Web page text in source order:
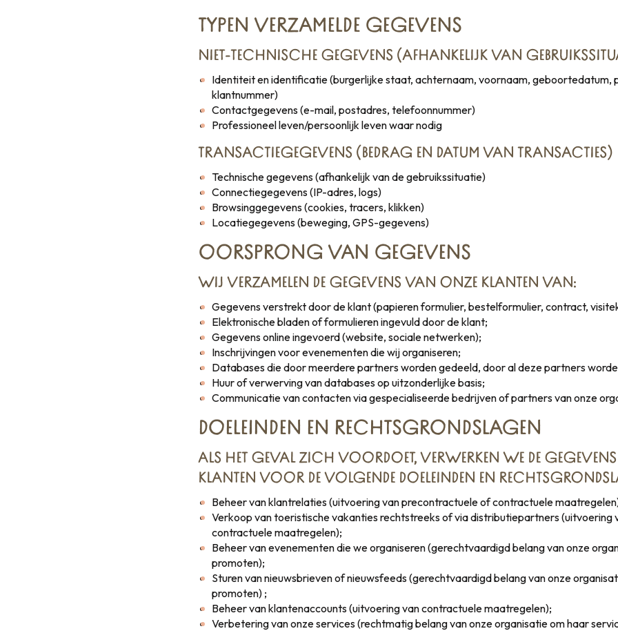
TYPEN VERZAMELDE GEGEVENS
NIET-TECHNISCHE GEGEVENS (AFHANKELIJK VAN
Identiteit en identificatie (burgerlijke staat, achternaam, voornaam, geboortedatum,
klantnummer)
Contactgegevens (e-mail, postadres, telefoonnummer)
Professioneel leven/persoonlijk leven waar nodig
TRANSACTIEGEGEVENS (BEDRAG EN DATUM VAN TRANSACTIES)
Technische gegevens (afhankelijk van de gebruikssituatie)
Connectiegegevens (IP-adres, logs)
Browsinggegevens (cookies, tracers, klikken)
Locatiegegevens (beweging, GPS-gegevens)
OORSPRONG VAN GEGEVENS
WIJ VERZAMELEN DE GEGEVENS VAN ONZE KLANTEN VAN:
Gegevens verstrekt door de klant (papieren formulier, bestelformulier, contract,
Elektronische bladen of formulieren ingevuld door de klant;
Gegevens online ingevoerd (website, sociale netwerken);
Inschrijvingen voor evenementen die wij organiseren;
Databases die door meerdere partners worden gedeeld, door al deze partners
Huur of verwerving van databases op uitzonderlijke basis;
Communicatie van contacten via gespecialiseerde bedrijven of partners van onze
DOELEINDEN EN RECHTSGRONDSLAGEN
ALS HET GEVAL ZICH VOORDOET, VERWERKEN WE DE
KLANTEN VOOR DE VOLGENDE DOELEINDEN EN
Beheer van klantrelaties (uitvoering van precontractuele of contractuele
Verkoop van toeristische vakanties rechtstreeks of via distributiepartners (uitvoering
contractuele maatregelen);
Beheer van evenementen die we organiseren (gerechtvaardigd belang van onze
promoten);
Sturen van nieuwsbrieven of nieuwsfeeds (gerechtvaardigd belang van onze
promoten) ;
Beheer van klantenaccounts (uitvoering van contractuele maatregelen);
Verbetering van onze services (rechtmatig belang van onze organisatie om haar